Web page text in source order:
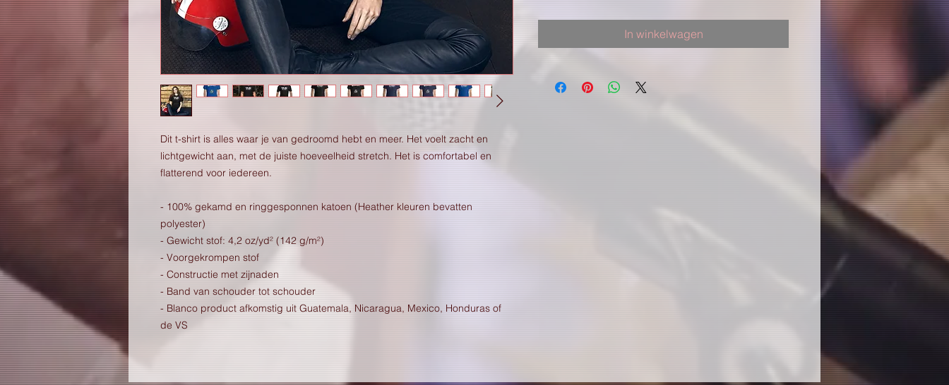
Dit t-shirt is alles waar je van gedroomd hebt en meer. Het voelt zacht en
lichtgewicht aan, met de juiste hoeveelheid stretch. Het is comfortabel en
flatterend voor iedereen.
- 100% gekamd en ringgesponnen katoen (Heather kleuren bevatten
polyester)
- Gewicht stof: 4,2 oz/yd² (142 g/m²)
- Voorgekrompen stof
- Constructie met zijnaden
- Band van schouder tot schouder
- Blanco product afkomstig uit Guatemala, Nicaragua, Mexico, Honduras of
de VS
In winkelwagen